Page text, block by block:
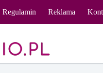
Regulamin Reklama